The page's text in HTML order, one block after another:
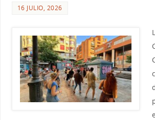
16 JULIO, 2026